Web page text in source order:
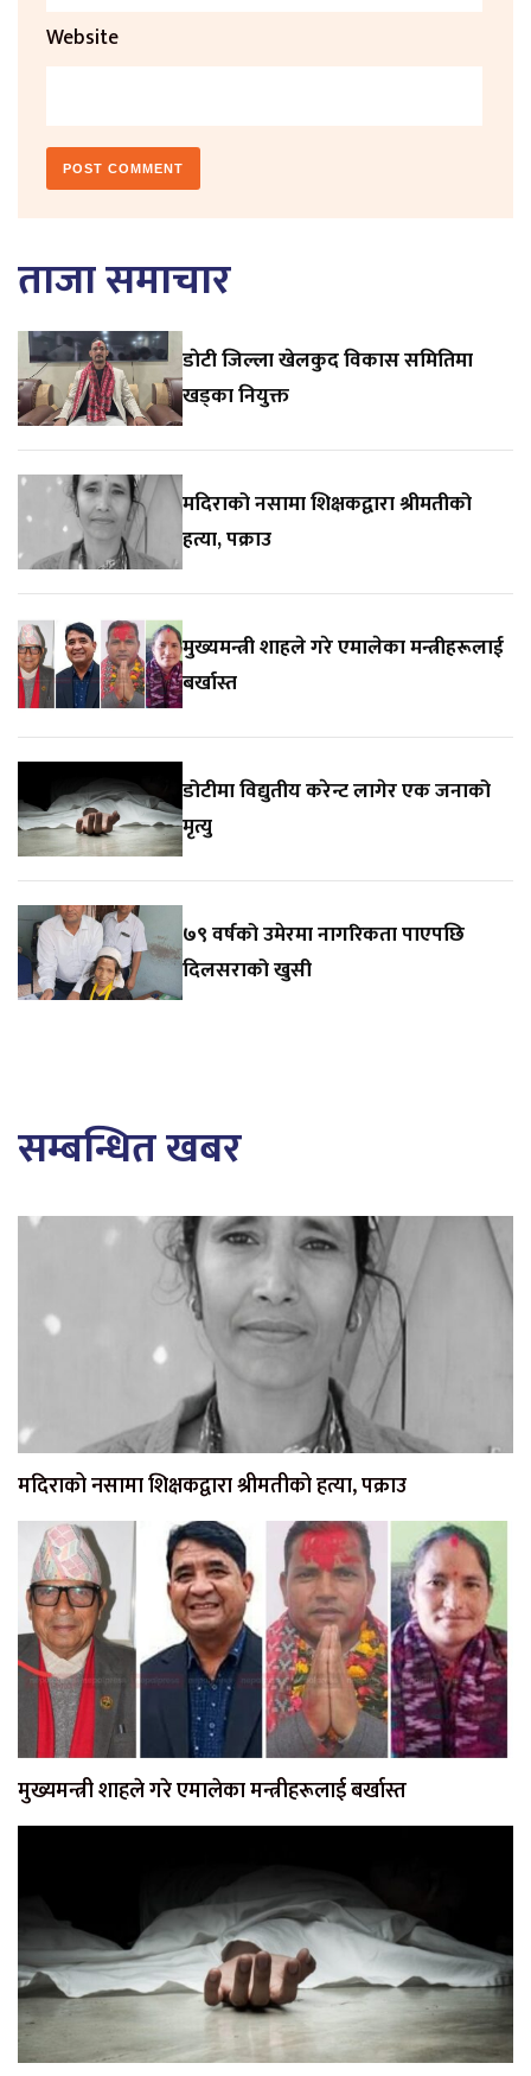
Website
ताजा समाचार
डाेटी जिल्ला खेलकुद विकास समितिमा
खड्का नियुक्त
मदिराको नसामा शिक्षकद्वारा श्रीमतीको
हत्या, पक्राउ
मुख्यमन्त्री शाहले गरे एमालेका मन्त्रीहरूलाई
बर्खास्त
डोटीमा विद्युतीय करेन्ट लागेर एक जनाको
मृत्यु
७९ वर्षको उमेरमा नागरिकता पाएपछि
दिलसराको खुसी
सम्बन्धित खबर
मदिराको नसामा शिक्षकद्वारा श्रीमतीको हत्या, पक्राउ
मुख्यमन्त्री शाहले गरे एमालेका मन्त्रीहरूलाई बर्खास्त